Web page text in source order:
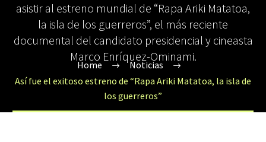
asistir al estreno mundial de “Rapa Ariki Matatoa,
la isla de los guerreros”, el más reciente
documental del candidato presidencial y cineasta
Marco Enríquez-Ominami.
Home
Noticias
Así fue el exitoso estreno de “Rapa Ariki Matatoa, la isla de
los guerreros”